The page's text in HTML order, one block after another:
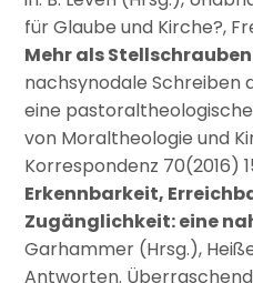
für Glaube und Kirche?,
Mehr als
nachsynodale Schreiben
eine
von Moraltheologie und
Korrespondenz 70(2016)
Erkennbarkeit,
Zugänglichkeit: eine
Garhammer (Hrsg.),
Antworten.